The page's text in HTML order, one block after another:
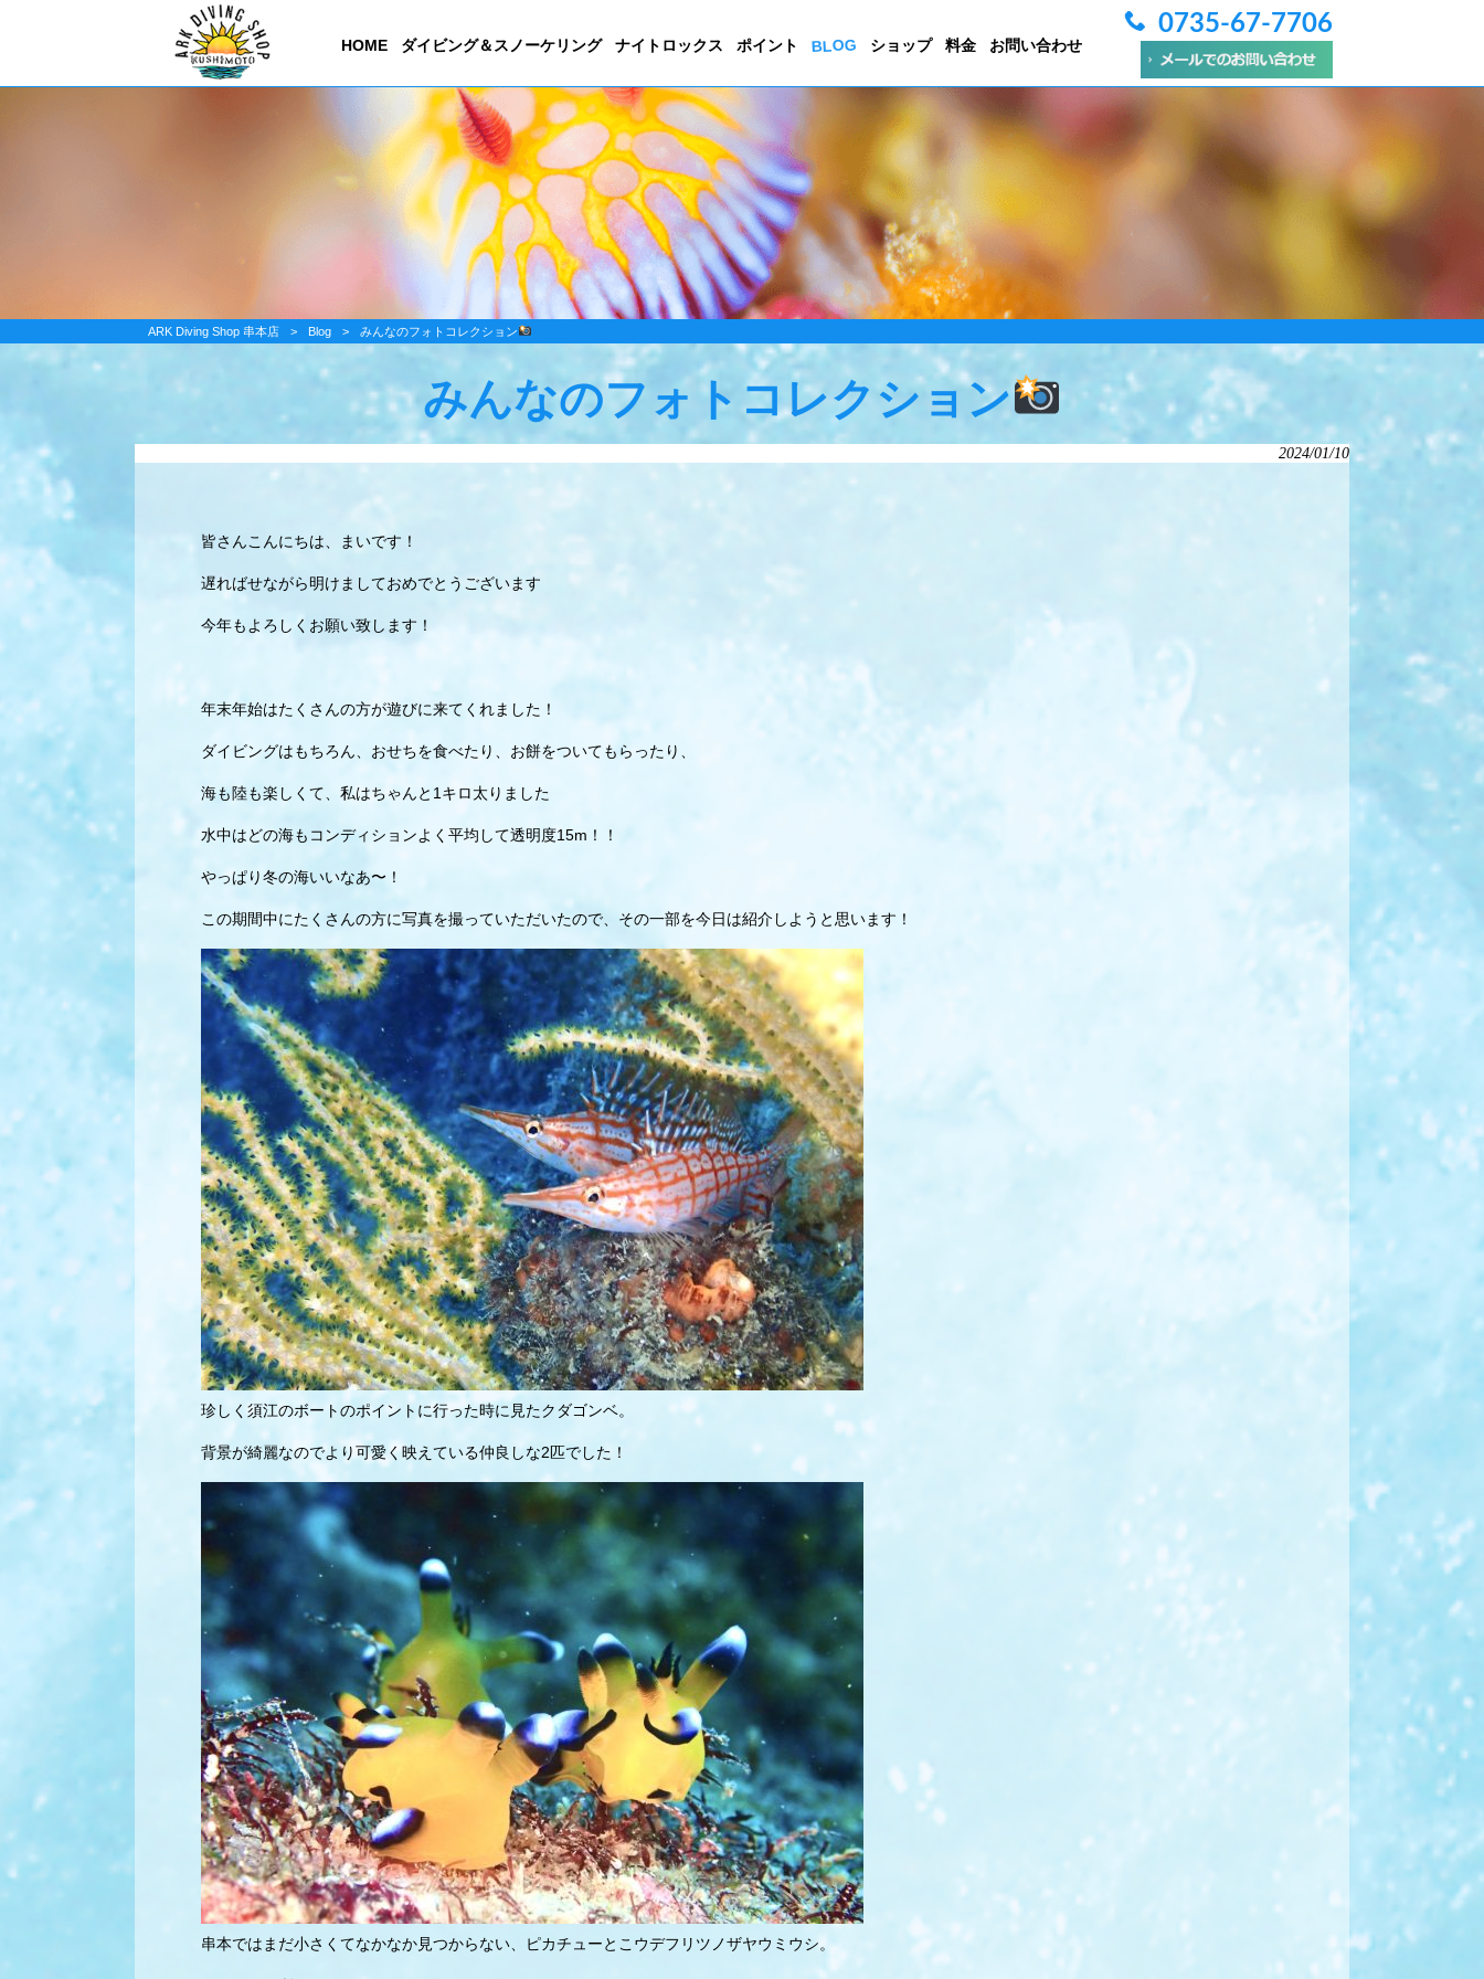
HOME ダイビング＆スノーケリング ナイトロックス ポイント BLOG ショップ 料金 お問い合わせ
0735-67-7706
ARK Diving Shop 串本店 > Blog > みんなのフォトコレクション
みんなのフォトコレクション
2024/01/10
皆さんこんにちは、まいです！
遅ればせながら明けましておめでとうございます
今年もよろしくお願い致します！
年末年始はたくさんの方が遊びに来てくれました！
ダイビングはもちろん、おせちを食べたり、お餅をついてもらったり、
海も陸も楽しくて、私はちゃんと1キロ太りました
水中はどの海もコンディションよく平均して透明度15m！！
やっぱり冬の海いいなあ〜！
この期間中にたくさんの方に写真を撮っていただいたので、その一部を今日は紹介しようと思います！
珍しく須江のボートのポイントに行った時に見たクダゴンベ。
背景が綺麗なのでより可愛く映えている仲良しな2匹でした！
串本ではまだ小さくてなかなか見つからない、ピカチューとこウデフリツノザヤウミウシ。